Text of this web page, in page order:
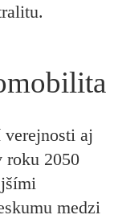
aj
roku 2050
medzi